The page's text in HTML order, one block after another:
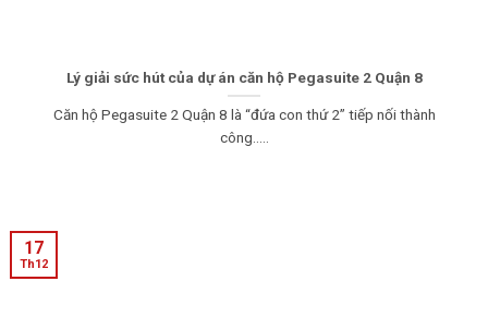
Lý giải sức hút của dự án căn hộ Pegasuite 2 Quận 8
Căn hộ Pegasuite 2 Quận 8 là “đứa con thứ 2” tiếp nối thành
công.....
17
Th12